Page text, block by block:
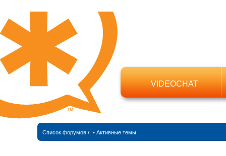
VIDEOCHAT
Список форумов ‹ • Активные темы